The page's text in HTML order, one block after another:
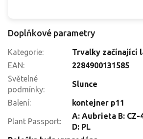
Doplňkové parametry
Kategorie:
Trvalky začínající
EAN:
2284900131585
Světelné
podmínky:
Slunce
Balení: kontejner p11
Plant Passport:
A: Aubrieta B: CZ-
D: PL